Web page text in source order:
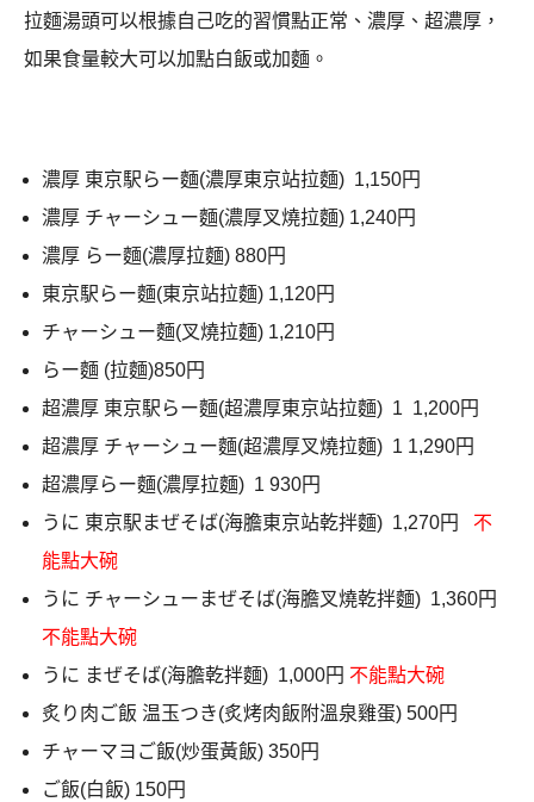
拉麵湯頭可以根據自己吃的習慣點正常、濃厚、超濃厚，
如果食量較大可以加點白飯或加麵。
濃厚 東京駅らー麵(濃厚東京站拉麵) 1,150円
濃厚 チャーシュー麵(濃厚叉燒拉麵) 1,240円
濃厚 らー麵(濃厚拉麵) 880円
東京駅らー麵(東京站拉麵) 1,120円
チャーシュー麵(叉燒拉麵) 1,210円
らー麵 (拉麵)850円
超濃厚 東京駅らー麵(超濃厚東京站拉麵) 1 1,200円
超濃厚 チャーシュー麵(超濃厚叉燒拉麵) 1 1,290円
超濃厚らー麵(濃厚拉麵) 1 930円
うに 東京駅まぜそば(海膽東京站乾拌麵) 1,270円
不
能點大碗
うに チャーシューまぜそば(海膽叉燒乾拌麵) 1,360円
不能點大碗
うに まぜそば(海膽乾拌麵) 1,000円 不能點大碗
炙り肉ご飯 温玉つき(炙烤肉飯附溫泉雞蛋) 500円
チャーマヨご飯(炒蛋黃飯) 350円
ご飯(白飯) 150円